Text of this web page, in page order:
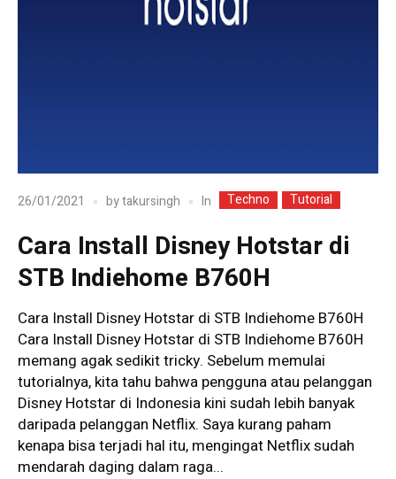
26/01/2021 bytakursingh In Techno Tutorial
Cara Install Disney Hotstar di
STB Indiehome B760H
Cara Install Disney Hotstar di STB Indiehome B760H
Cara Install Disney Hotstar di STB Indiehome B760H
memang agak sedikit tricky. Sebelum memulai
tutorialnya, kita tahu bahwa pengguna atau pelanggan
Disney Hotstar di Indonesia kini sudah lebih banyak
daripada pelanggan Netflix. Saya kurang paham
kenapa bisa terjadi hal itu, mengingat Netflix sudah
mendarah daging dalam raga...